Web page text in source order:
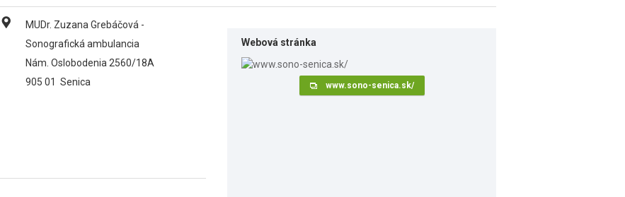
MUDr. Zuzana Grebáčová -
Sonografická ambulancia
Nám. Oslobodenia 2560/18A
905 01 Senica
Webová stránka
www.sono-senica.sk/